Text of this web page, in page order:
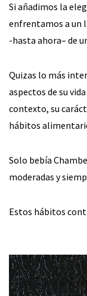
Si añadimos la
enfrentamos a un
-hasta ahora– de
Quizas lo más
aspectos de su
contexto, su
hábitos
Solo bebía
moderadas y
Estos hábitos